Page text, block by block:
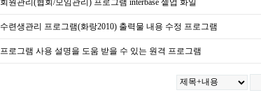
수련생관리 프로그램(화랑2010) 출력물 내용 수정 프로그램
프로그램 사용 설명을 도움 받을 수 있는 원격 프로그램